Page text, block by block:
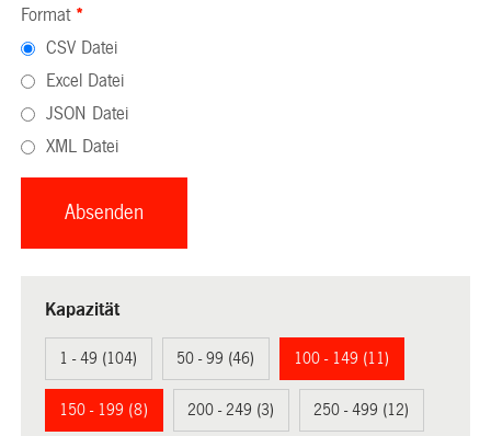
Format *
CSV Datei
Excel Datei
JSON Datei
XML Datei
Kapazität
1 - 49 (104) 50 - 99 (46) 100 - 149 (11)
150 - 199 (8) 200 - 249 (3) 250 - 499 (12)